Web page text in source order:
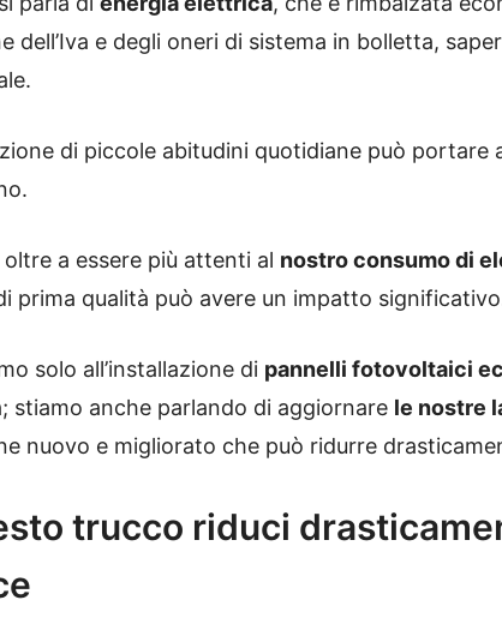
dell’Iva e degli oneri di sistema in bolletta,
di piccole abitudini quotidiane può
a essere più attenti al nostro consumo di
prima qualità può avere un impatto
solo all’installazione di pannelli fotovoltaici
stiamo anche parlando di aggiornare le nostre
nuovo e migliorato che può ridurre
trucco riduci